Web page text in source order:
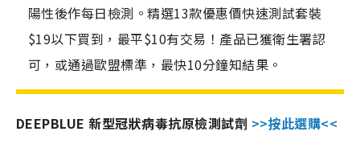
陽性後作每日檢測。精選13款優惠價快速測試套裝
$19以下買到，最平$10有交易！產品已獲衛生署認
可，或通過歐盟標準，最快10分鐘知結果。
DEEPBLUE 新型冠狀病毒抗原檢測試劑 >>按此選購<<